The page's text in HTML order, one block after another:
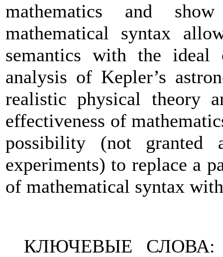
mathematics and
mathematical syntax
semantics with the
analysis of Kepler’s
realistic physical theory
effectiveness of
possibility (not
experiments) to replace a
of mathematical syntax
КЛЮЧЕВЫЕ СЛОВА: